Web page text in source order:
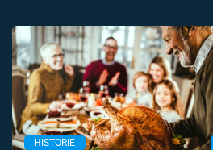
HISTORIE